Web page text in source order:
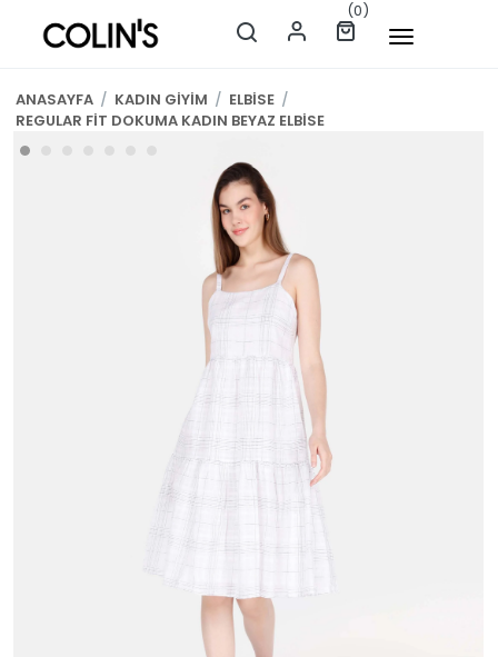
(0)
ANASAYFA / KADIN GİYİM / ELBİSE /
REGULAR FİT DOKUMA KADIN BEYAZ ELBİSE